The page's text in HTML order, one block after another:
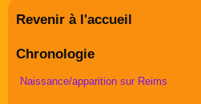
Livre d'or
Contact
Album Photos
Revenir à l'accueil
Chronologie
Naissance/apparition sur Reims